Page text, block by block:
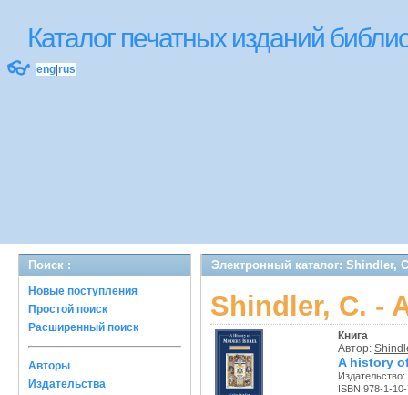
Каталог печатных изданий
👓 eng rus
Поиск :
Новые поступления
Простой поиск
Расширенный поиск
Авторы
Издательства
Электронный каталог: Shindler,
Shindler, C. -
Книга
Автор:
A history
Издательство:
ISBN 978-1-